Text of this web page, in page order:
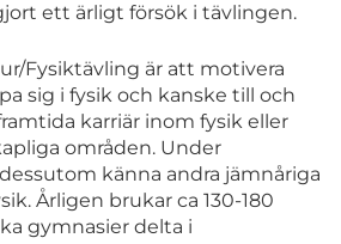
ett ärligt försök i tävlingen.
Fysiktävling är att motivera
sig i fysik och kanske till och
karriär inom fysik eller
områden. Under
känna andra jämnåriga
Årligen brukar ca 130-180
gymnasier delta i